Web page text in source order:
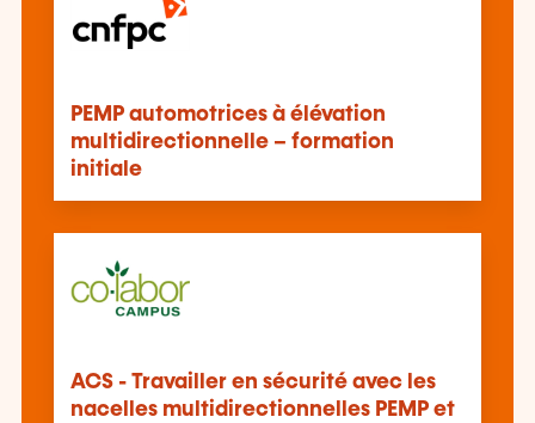
PEMP automotrices à élévation
multidirectionnelle – formation
initiale
ACS - Travailler en sécurité avec les
nacelles multidirectionnelles PEMP et